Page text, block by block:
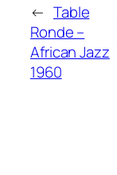
← Table
Ronde –
African Jazz
1960